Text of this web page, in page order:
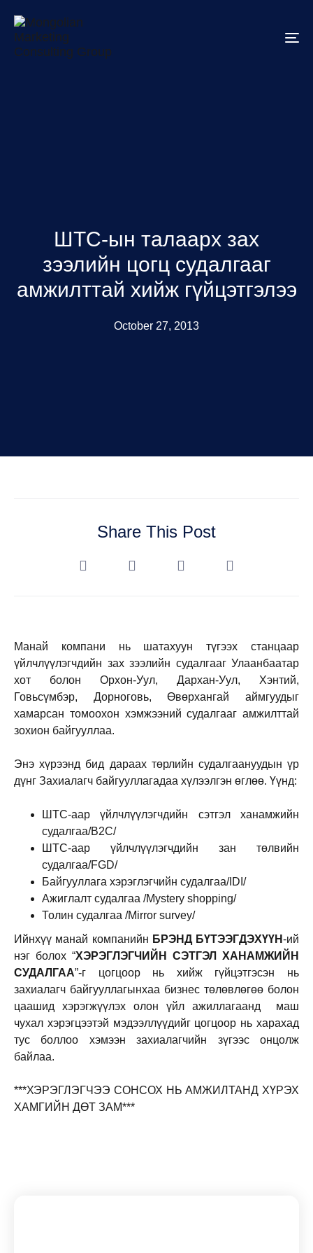
ШТС-ын талаарх зах
зээлийн цогц судалгааг
амжилттай хийж гүйцэтгэлээ
October 27, 2013
Share This Post
Манай компани нь шатахуун түгээх станцаар
үйлчлүүлэгчдийн зах зээлийн судалгааг Улаанбаатар
хот болон Орхон-Уул, Дархан-Уул, Хэнтий,
Говьсүмбэр, Дорноговь, Өвөрхангай аймгуудыг
хамарсан томоохон хэмжээний судалгааг амжилттай
зохион байгууллаа.
Энэ хүрээнд бид дараах төрлийн судалгаануудын үр
дүнг Захиалагч байгууллагадаа хүлээлгэн өглөө. Үүнд:
ШТС-аар үйлчлүүлэгчдийн сэтгэл ханамжийн
судалгаа/B2C/
ШТС-аар үйлчлүүлэгчдийн зан төлвийн
судалгаа/FGD/
Байгууллага хэрэглэгчийн судалгаа/IDI/
Ажиглалт судалгаа /Mystery shopping/
Толин судалгаа /Mirror survey/
Ийнхүү манай компанийн БРЭНД БҮТЭЭГДЭХҮҮН-ий
нэг болох “ХЭРЭГЛЭГЧИЙН СЭТГЭЛ ХАНАМЖИЙН
СУДАЛГАА”-г цогцоор нь хийж гүйцэтгэсэн нь
захиалагч байгууллагынхаа бизнес төлөвлөгөө болон
цаашид хэрэгжүүлэх олон үйл ажиллагаанд маш
чухал хэрэгцээтэй мэдээллүүдийг цогцоор нь харахад
тус боллоо хэмээн захиалагчийн зүгээс онцолж
байлаа.
***ХЭРЭГЛЭГЧЭЭ СОНСОХ НЬ АМЖИЛТАНД ХҮРЭХ
ХАМГИЙН ДӨТ ЗАМ***